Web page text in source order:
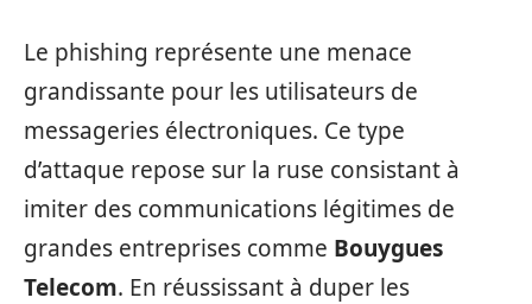
Le phishing représente une menace
grandissante pour les utilisateurs de
messageries électroniques. Ce type
d’attaque repose sur la ruse consistant à
imiter des communications légitimes de
grandes entreprises comme Bouygues
Telecom. En réussissant à duper les